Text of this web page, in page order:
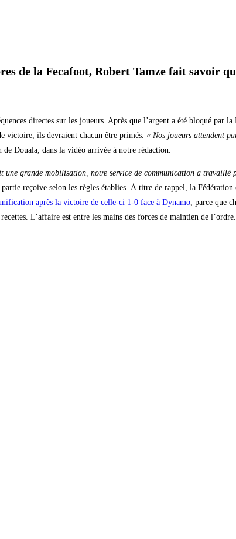
de la Fecafoot, Robert Tamze fait savoir
directes sur les joueurs. Après que l’argent a été bloqué par
victoire, ils devraient chacun être primés. « Nos joueurs attendent
Douala, dans la vidéo arrivée à notre rédaction.
une grande mobilisation, notre service de communication a travaillé
reçoive selon les règles établies. À titre de rappel, la
après la victoire de celle-ci 1-0 face à Dynamo, parce que
L’affaire est entre les mains des forces de maintien de l’ordre.